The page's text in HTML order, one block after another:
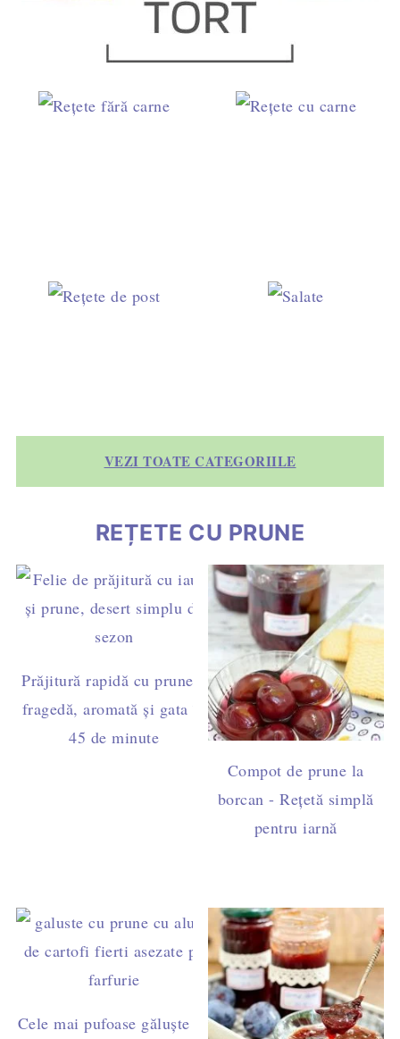
VEZI TOATE CATEGORIILE
REȚETE CU PRUNE
Prăjitură rapidă cu prune –
fragedă, aromată și gata în
45 de minute
Compot de prune la
borcan - Rețetă simplă
pentru iarnă
Cele mai pufoase găluște cu